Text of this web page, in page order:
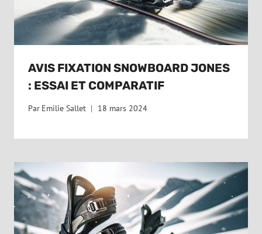
AVIS FIXATION SNOWBOARD JONES
: ESSAI ET COMPARATIF
Par Emilie Sallet 18 mars 2024